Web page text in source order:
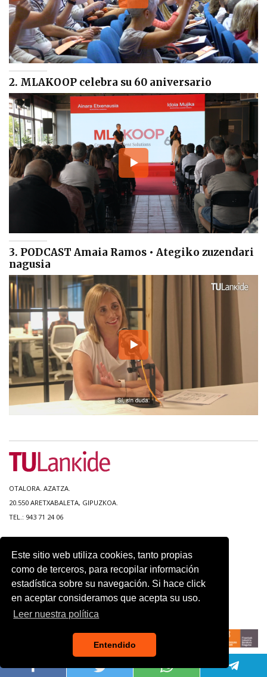
Este sitio web utiliza cookies, tanto propias
como de terceros, para recopilar información
estadística sobre su navegación. Si hace click
en aceptar consideramos que acepta su uso.
Leer nuestra política
Entendido
2. MLAKOOP celebra su 60 aniversario
3. PODCAST Amaia Ramos • Ategiko zuzendari
nagusia
OTALORA. AZATZA.
20.550 ARETXABALETA, GIPUZKOA.
TEL.: 943 71 24 06
ACCESIBILIDAD
CONTACTO
AVISO LEGAL
POLITICA DE PRIVACIDAD
USO DE COOKIES